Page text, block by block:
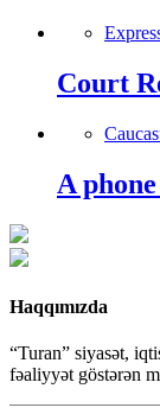
Court
A
Haqqımızda
“Turan” siyasət,
fəaliyyət göstərən